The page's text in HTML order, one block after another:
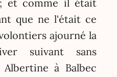
et comme il était
que ne l'était ce
ajourné la
suivant sans
à Balbec